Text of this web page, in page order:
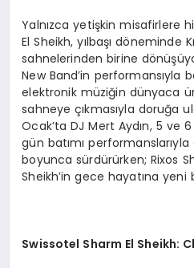
Yalnızca yetişkin misafirlere
El Sheikh, yılbaşı döneminde
sahnelerinden birine
New Band’in performansıyla
elektronik müziğin dünyaca
sahneye çıkmasıyla doruğa
Ocak’ta DJ Mert Aydın, 5 ve
gün batımı
boyunca sürdürürken; Rixos
Sheikh’in gece hayatına yeni
Swissotel Sharm El Sheikh: